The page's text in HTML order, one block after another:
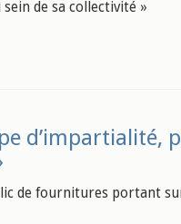
de sa collectivité »
d’impartialité,
de fournitures portant